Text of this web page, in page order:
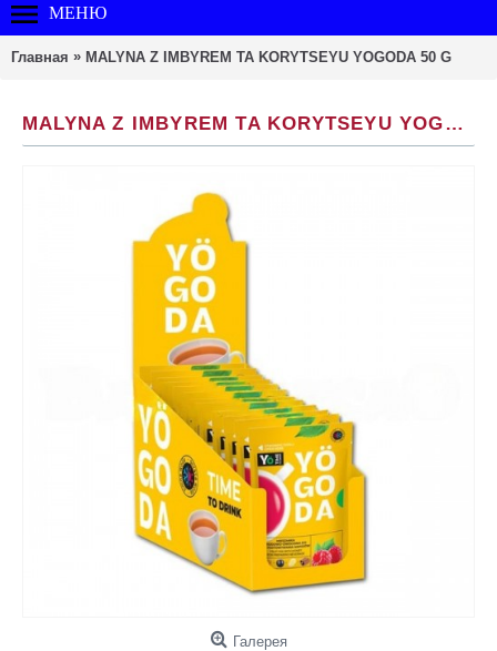
МЕНЮ
Главная » MALYNA Z IMBYREM TA KORYTSEYU YOGODA 50 G
MALYNA Z IMBYREM TA KORYTSEYU YOGODA 50 G
Галерея